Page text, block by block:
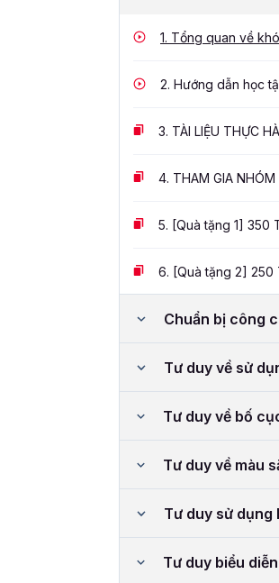
1. Tổng quan về
2. Hướng dẫn học
3. TÀI LIỆU THỰC
4. THAM GIA
5. [Quà tặng 1] 350
6. [Quà tặng 2]
Chuẩn bị công
Tư duy về sử
Tư duy về bố
Tư duy về màu
Tư duy sử dụng
Tư duy biểu